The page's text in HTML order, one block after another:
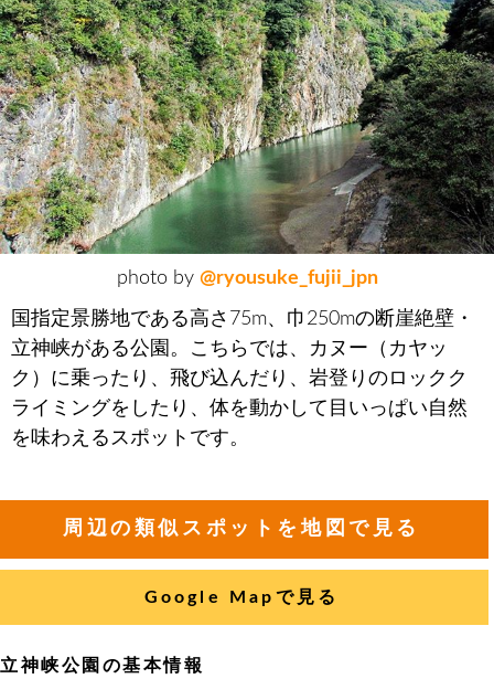
photo by @ryousuke_fujii_jpn
国指定景勝地である高さ75m、巾250mの断崖絶壁・
立神峡がある公園。こちらでは、カヌー（カヤッ
ク）に乗ったり、飛び込んだり、岩登りのロックク
ライミングをしたり、体を動かして目いっぱい自然
を味わえるスポットです。
周辺の類似スポットを地図で見る
Google Mapで見る
立神峡公園の基本情報